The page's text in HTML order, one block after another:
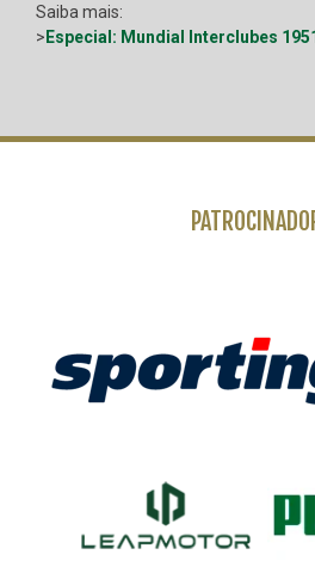
Saiba mais:
> Especial: Mundial Interclubes